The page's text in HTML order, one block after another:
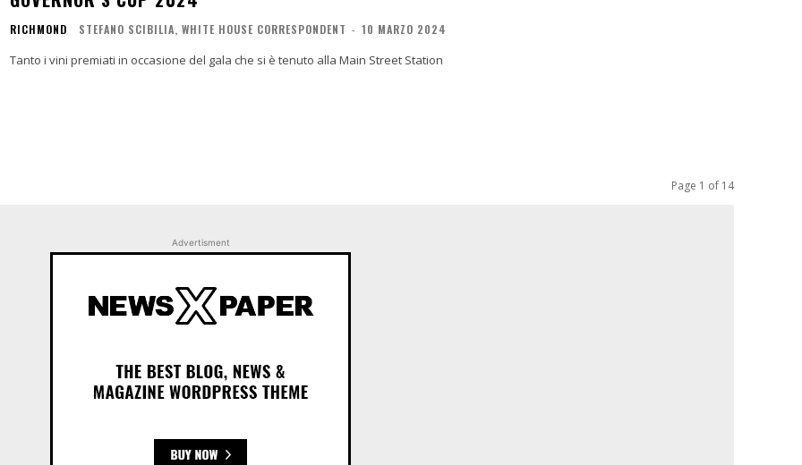
RICHMOND STEFANO SCIBILIA, WHITE HOUSE CORRESPONDENT - 10 MARZO 2024
Tanto i vini premiati in occasione del gala che si è tenuto alla Main Street Station
Page 1 of 14
Advertisment